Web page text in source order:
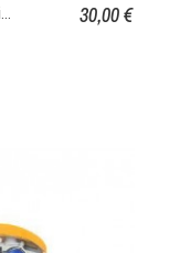
Nano Wired Controller Nintendo Switch - Mario Medley 30,00 €